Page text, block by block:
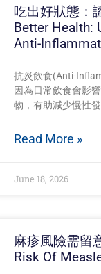
吃出好狀態：
Better Health:
Anti-
抗炎飲食(Anti-
因為日常飲食會影
物，有助減少慢性
Read More »
June 18, 2026
麻疹風險需留
Risk Of